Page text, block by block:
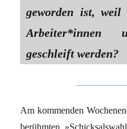
geworden ist,
Arbeiter*innen
geschleift werden?
Am kommenden
berühmten